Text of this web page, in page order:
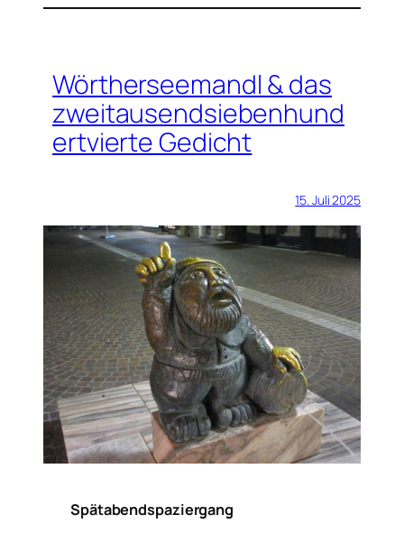
Wörtherseemandl & das
zweitausendsiebenhund
ertvierte Gedicht
15. Juli 2025
Spätabendspaziergang